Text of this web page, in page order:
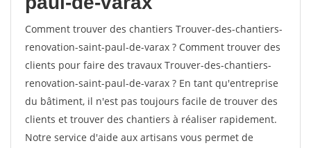
Comment trouver des chantiers Trouver-des-chantiers-
renovation-saint-paul-de-varax ? Comment trouver des
clients pour faire des travaux Trouver-des-chantiers-
renovation-saint-paul-de-varax ? En tant qu'entreprise
du bâtiment, il n'est pas toujours facile de trouver des
clients et trouver des chantiers à réaliser rapidement.
Notre service d'aide aux artisans vous permet de